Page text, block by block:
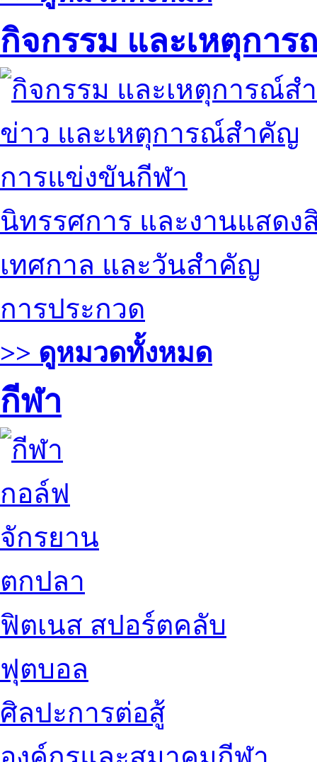
กิจกรรม และเหตุกา
ข่าว และเหตุการณ์สำคัญ
การแข่งขันกีฬา
นิทรรศการ และงานแสดง
เทศกาล และวันสำคัญ
การประกวด
>> ดูหมวดทั้งหมด
กีฬา
กอล์ฟ
จักรยาน
ตกปลา
ฟิตเนส สปอร์ตคลับ
ฟุตบอล
ศิลปะการต่อสู้